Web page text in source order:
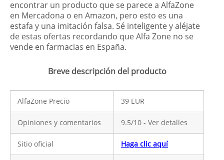
encontrar un producto que se parece a AlfaZone
en Mercadona o en Amazon, pero esto es una
estafa y una imitación falsa. Sé inteligente y aléjate
de estas ofertas recordando que Alfa Zone no se
vende en farmacias en España.
Breve descripción del producto
AlfaZone Precio 39 EUR
Opiniones y comentarios 9.5/10 - Ver detalles
Sitio oficial Haga clic aquí